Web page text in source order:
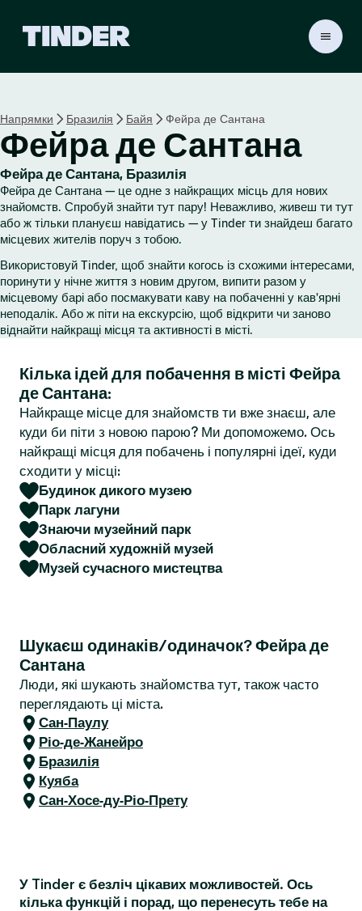
н
а
с
т
о
р
і
н
а
T
i
n
r
Напрямки Бразилія Байя Фейра де Сантана
Фейра де Сантана
Фейра де Сантана, Бразилія
Фейра де Сантана — це одне з найкращих місць для нових
знайомств. Спробуй знайти тут пару! Неважливо, живеш ти тут
або ж тільки плануєш навідатись — у Tinder ти знайдеш багато
місцевих жителів поруч з тобою.
Використовуй Tinder, щоб знайти когось із схожими інтересами,
поринути у нічне життя з новим другом, випити разом у
місцевому барі або посмакувати каву на побаченні у кав'ярні
неподалік. Або ж піти на екскурсію, щоб відкрити чи заново
віднайти найкращі місця та активності в місті.
Кілька ідей для побачення в місті Фейра
де Сантана:
Найкраще місце для знайомств ти вже знаєш, але
куди би піти з новою парою? Ми допоможемо. Ось
найкращі місця для побачень і популярні ідеї, куди
сходити у місці:
Будинок дикого музею
Парк лагуни
Знаючи музейний парк
Обласний художній музей
Музей сучасного мистецтва
Шукаєш одинаків/одиначок? Фейра де
Сантана
Люди, які шукають знайомства тут, також часто
переглядають ці міста.
Сан-Паулу
Ріо-де-Жанейро
Бразилія
Куяба
Сан-Хосе-ду-Ріо-Прету
У Tinder є безліч цікавих можливостей. Ось
кілька функцій і порад, що перенесуть тебе на